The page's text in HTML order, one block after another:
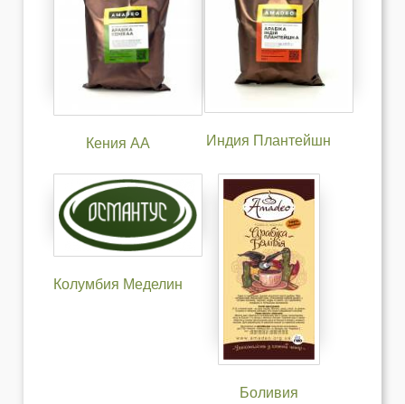
Кения АА Индия Плантейшн
Колумбия Меделин
Боливия